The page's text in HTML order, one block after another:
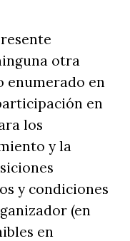
otra
enumerado en
en
los
y la
y condiciones
(en
en